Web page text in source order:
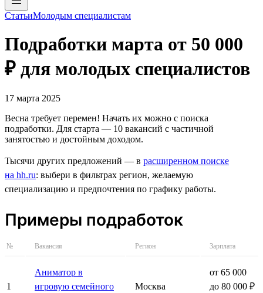
СтатьиМолодым специалистам
Подработки марта от 50 000
₽ для молодых специалистов
17 марта 2025
Весна требует перемен! Начать их можно с поиска
подработки. Для старта — 10 вакансий с частичной
занятостью и достойным доходом.
Тысячи других предложений — в расширенном поиске
на hh.ru: выбери в фильтрах регион, желаемую
специализацию и предпочтения по графику работы.
Примеры подработок
№ Вакансия Регион Зарплата
1
Аниматор в
игровую семейного
Москва
от 65 000
до 80 000 ₽